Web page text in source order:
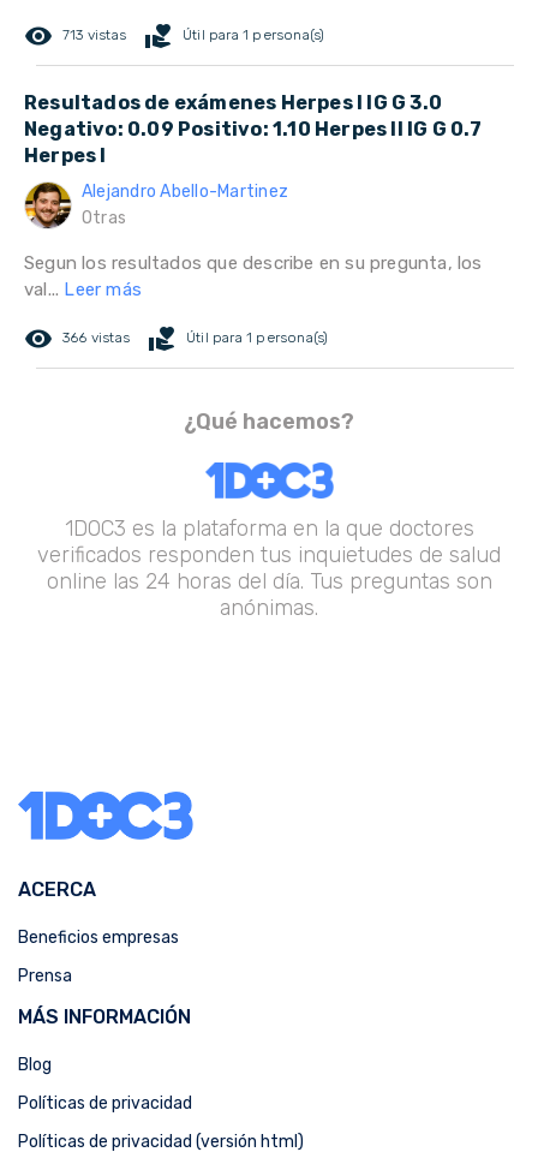
remove_red_eye 713 vistas volunteer_activism Útil para 1 persona(s)
Resultados de exámenes Herpes I IG G 3.0
Negativo: 0.09 Positivo: 1.10 Herpes II IG G 0.7
Herpes I
Alejandro Abello-Martinez
Otras
Segun los resultados que describe en su pregunta, los
val... Leer más
remove_red_eye 366 vistas volunteer_activism Útil para 1 persona(s)
¿Qué hacemos?
1DOC3 es la plataforma en la que doctores
verificados responden tus inquietudes de salud
online las 24 horas del día. Tus preguntas son
anónimas.
ACERCA
Beneficios empresas
Prensa
MÁS INFORMACIÓN
Blog
Políticas de privacidad
Políticas de privacidad (versión html)